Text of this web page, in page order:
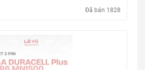
Đã bán 1828